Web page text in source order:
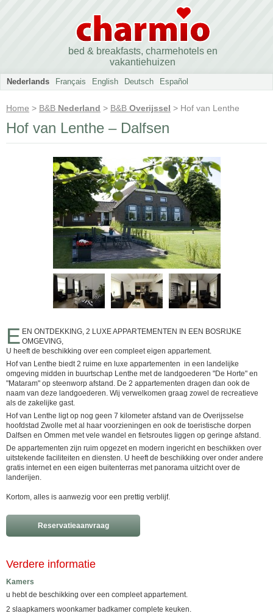
bed & breakfasts, charmehotels en
vakantiehuizen
Nederlands Français English Deutsch Español
Home > B&B Nederland > B&B Overijssel > Hof van Lenthe
Hof van Lenthe – Dalfsen
E EN ONTDEKKING, 2 LUXE APPARTEMENTEN IN EEN BOSRIJKE
OMGEVING,
U heeft de beschikking over een compleet eigen appartement.
Hof van Lenthe biedt 2 ruime en luxe appartementen in een landelijke
omgeving midden in buurtschap Lenthe met de landgoederen "De Horte" en
"Mataram" op steenworp afstand. De 2 appartementen dragen dan ook de
naam van deze landgoederen. Wij verwelkomen graag zowel de recreatieve
als de zakelijke gast.
Hof van Lenthe ligt op nog geen 7 kilometer afstand van de Overijsselse
hoofdstad Zwolle met al haar voorzieningen en ook de toeristische dorpen
Dalfsen en Ommen met vele wandel en fietsroutes liggen op geringe afstand.
De appartementen zijn ruim opgezet en modern ingericht en beschikken over
uitstekende faciliteiten en diensten. U heeft de beschikking over onder andere
gratis internet en een eigen buitenterras met panorama uitzicht over de
landerijen.
Kortom, alles is aanwezig voor een prettig verblijf.
Reservatieaanvraag
Verdere informatie
Kamers
u hebt de beschikking over een compleet appartement.
2 slaapkamers woonkamer badkamer complete keuken.